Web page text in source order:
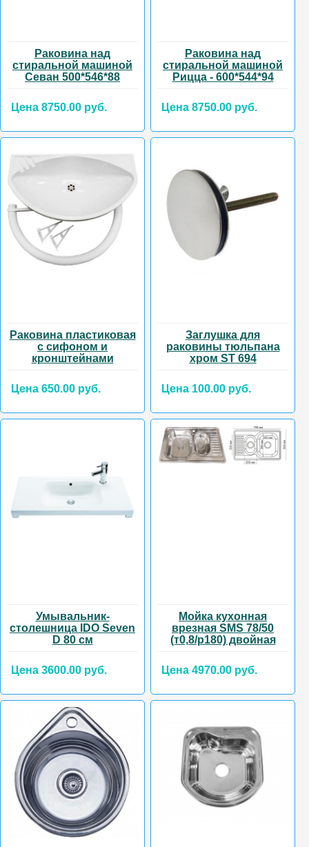
Раковина над
стиральной машиной
Севан 500*546*88
Цена 8750.00 руб.
Раковина над
стиральной машиной
Рицца - 600*544*94
Цена 8750.00 руб.
Раковина пластиковая
с сифоном и
кронштейнами
Цена 650.00 руб.
Заглушка для
раковины тюльпана
хром ST 694
Цена 100.00 руб.
Умывальник-
столешница IDO Seven
D 80 см
Цена 3600.00 руб.
Мойка кухонная
врезная SMS 78/50
(т0,8/р180) двойная
Цена 4970.00 руб.